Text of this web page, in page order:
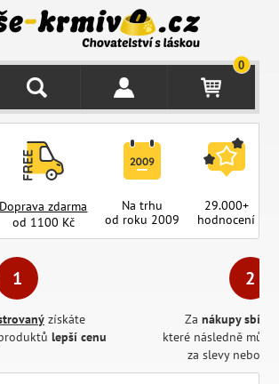
0
Doprava zdarma
od 1100 Kč
Na trhu
od roku 2009
29.000+
hodnocení
získáte
lepší cenu
Za nákupy
které následně
za slevy nebo